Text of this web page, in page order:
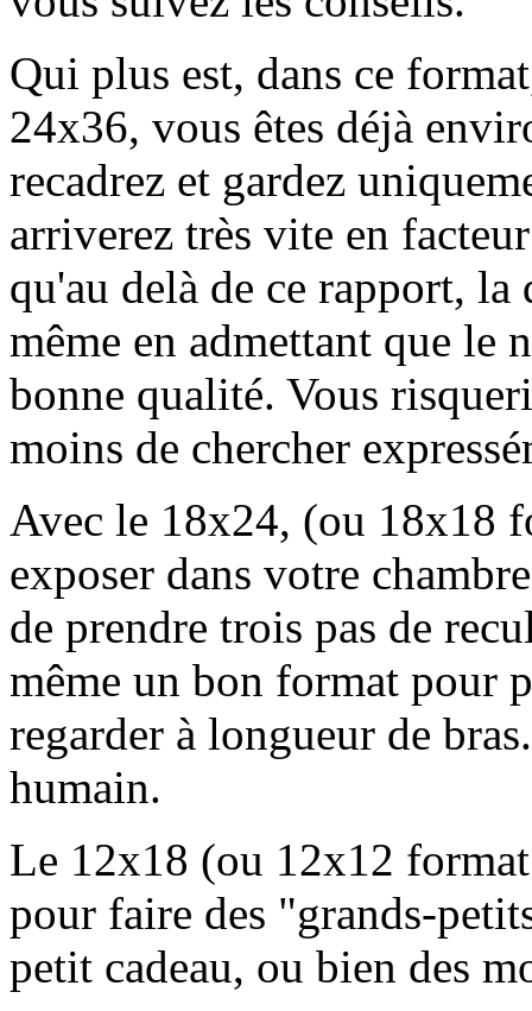
Qui plus est, dans ce
24x36, vous êtes déjà
recadrez et gardez
arriverez très vite en
qu'au delà de ce rapport, la
même en admettant que le
bonne qualité. Vous
moins de chercher
Avec le 18x24, (ou 18x18
exposer dans votre
de prendre trois pas de
même un bon format pour
regarder à longueur de
humain.
Le 12x18 (ou 12x12
pour faire des "grands-
petit cadeau, ou bien des